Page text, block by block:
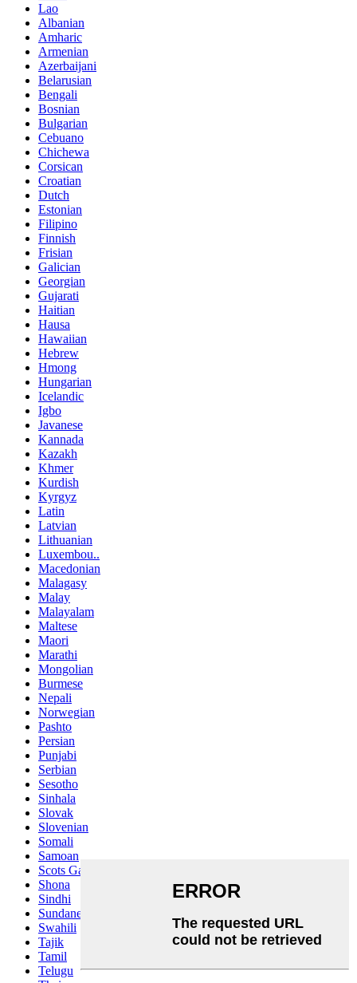
Lao
Albanian
Amharic
Armenian
Azerbaijani
Belarusian
Bengali
Bosnian
Bulgarian
Cebuano
Chichewa
Corsican
Croatian
Dutch
Estonian
Filipino
Finnish
Frisian
Galician
Georgian
Gujarati
Haitian
Hausa
Hawaiian
Hebrew
Hmong
Hungarian
Icelandic
Igbo
Javanese
Kannada
Kazakh
Khmer
Kurdish
Kyrgyz
Latin
Latvian
Lithuanian
Luxembou..
Macedonian
Malagasy
Malay
Malayalam
Maltese
Maori
Marathi
Mongolian
Burmese
Nepali
Norwegian
Pashto
Persian
Punjabi
Serbian
Sesotho
Sinhala
Slovak
Slovenian
Somali
Samoan
Scots Gaelic
Shona
Sindhi
Sundanese
Swahili
Tajik
Tamil
Telugu